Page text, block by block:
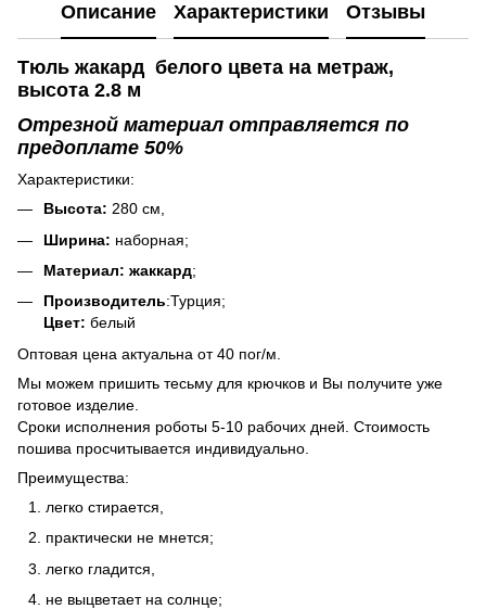
Описание Характеристики Отзывы
Тюль жакард белого цвета на метраж,
высота 2.8 м
Отрезной материал отправляется по
предоплате 50%
Характеристики:
Высота: 280 см,
Ширина: наборная;
Материал: жаккард;
Производитель:Турция;
Цвет: белый
Оптовая цена актуальна от 40 пог/м.
Мы можем пришить тесьму для крючков и Вы получите уже
готовое изделие.
Сроки исполнения роботы 5-10 рабочих дней. Стоимость
пошива просчитывается индивидуально.
Преимущества:
легко стирается,
практически не мнется;
легко гладится,
не выцветает на солнце;